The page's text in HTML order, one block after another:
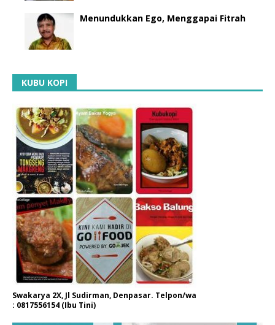
Menundukkan Ego, Menggapai Fitrah
KUBU KOPI
Swakarya 2X, Jl Sudirman, Denpasar. Telpon/wa
: 0817556154 (Ibu Tini)